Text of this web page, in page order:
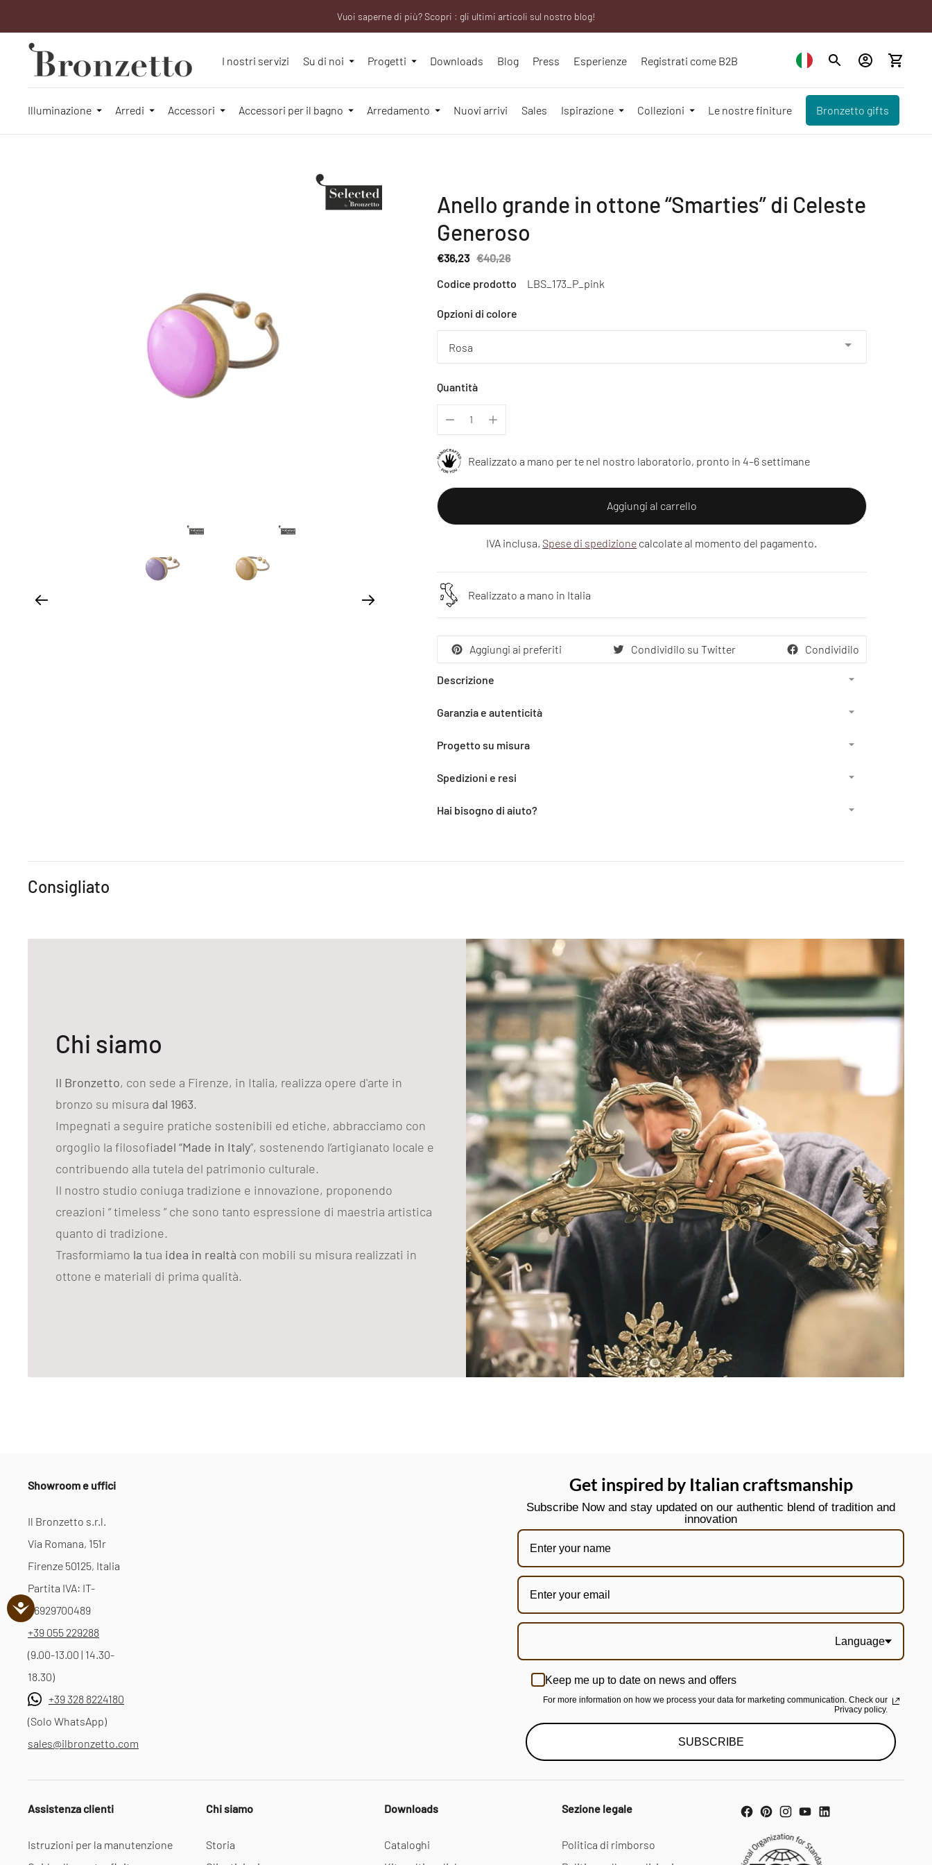
We will be closed from 10th to 21st August
Vuoi saperne di più? Scopri : gli ultimi articoli sul nostro blog!
Sei un professionista? Richiedi il tuo account aziendale!
I nostri servizi Su di noi Progetti Downloads Blog Press Esperienze Registrati come B2B
Illuminazione Arredi Accessori Accessori per il bagno Arredamento Nuovi arrivi Sales Ispirazione Collezioni Le nostre finiture Bronzetto gifts
Anello grande in ottone “Smarties” di Celeste
Generoso
€36,23
Regular
price
€40,26
Codice prodotto
LBS_173_P_pink
Opzioni di colore
Quantità
Realizzato a mano per te nel nostro laboratorio, pronto in 4–6 settimane
Aggiungi al carrello
IVA inclusa. Spese di spedizione calcolate al momento del pagamento.
Realizzato a mano in Italia
Aggiungi ai preferiti Condividilo su Twitter Condividilo
Descrizione
Garanzia e autenticità
Progetto su misura
Spedizioni e resi
Hai bisogno di aiuto?
Consigliato
Chi siamo
Il Bronzetto, con sede a Firenze, in Italia, realizza opere d'arte in
bronzo su misura dal 1963.
Impegnati a seguire pratiche sostenibili ed etiche, abbracciamo con
orgoglio la filosofiadel “Made in Italy”, sostenendo l’artigianato locale e
contribuendo alla tutela del patrimonio culturale.
Il nostro studio coniuga tradizione e innovazione, proponendo
creazioni “ timeless ” che sono tanto espressione di maestria artistica
quanto di tradizione.
Trasformiamo la tua idea in realtà con mobili su misura realizzati in
ottone e materiali di prima qualità.
Showroom e uffici
Il Bronzetto s.r.l.
Via Romana, 151r
Firenze 50125, Italia
Partita IVA: IT-
06929700489
+39 055 229288
(9.00-13.00 | 14.30-
18.30)
+39 328 8224180
(Solo WhatsApp)
sales@ilbronzetto.com
Get inspired by Italian craftsmanship
Subscribe Now and stay updated on our authentic blend of tradition and
innovation
Language
Keep me up to date on news and offers
For more information on how we process your data for marketing communication. Check our
Privacy policy.
SUBSCRIBE
Assistenza clienti
Istruzioni per la manutenzione
Chi siamo
Storia
Downloads
Cataloghi
Sezione legale
Politica di rimborso